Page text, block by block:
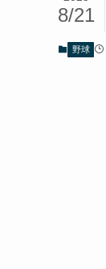
8/21
野球